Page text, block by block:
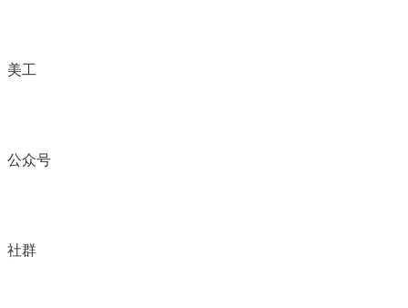
美工
公众号
社群